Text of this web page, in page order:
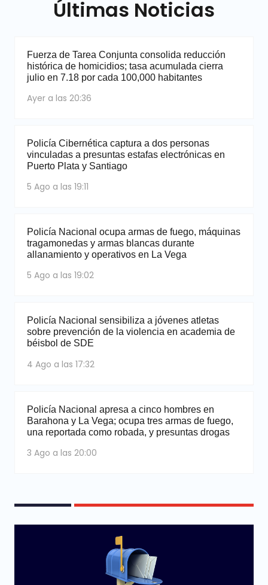
Últimas Noticias
Fuerza de Tarea Conjunta consolida reducción
histórica de homicidios; tasa acumulada cierra
julio en 7.18 por cada 100,000 habitantes
Ayer a las 20:36
Policía Cibernética captura a dos personas
vinculadas a presuntas estafas electrónicas en
Puerto Plata y Santiago
5 Ago a las 19:11
Policía Nacional ocupa armas de fuego, máquinas
tragamonedas y armas blancas durante
allanamiento y operativos en La Vega
5 Ago a las 19:02
Policía Nacional sensibiliza a jóvenes atletas
sobre prevención de la violencia en academia de
béisbol de SDE
4 Ago a las 17:32
Policía Nacional apresa a cinco hombres en
Barahona y La Vega; ocupa tres armas de fuego,
una reportada como robada, y presuntas drogas
3 Ago a las 20:00